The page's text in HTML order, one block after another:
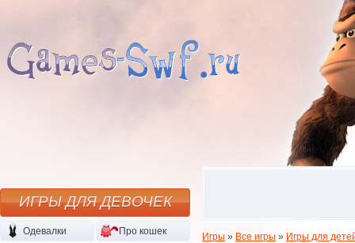
Игры » Все игры » Игры для
ИГРЫ ДЛЯ ДЕВОЧЕК
Одевалки
Про кошек